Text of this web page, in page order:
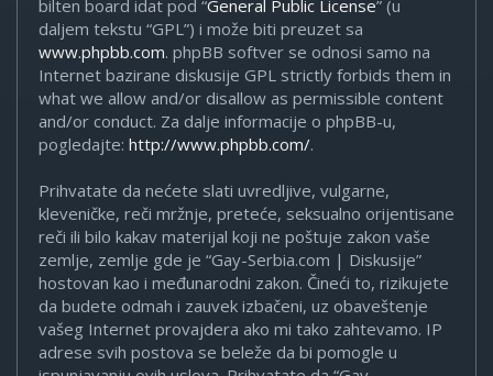
bilten board idat pod “General Public License” (u
daljem tekstu “GPL”) i može biti preuzet sa
www.phpbb.com. phpBB softver se odnosi samo na
Internet bazirane diskusije GPL strictly forbids them in
what we allow and/or disallow as permissible content
and/or conduct. Za dalje informacije o phpBB-u,
pogledajte: http://www.phpbb.com/.
Prihvatate da nećete slati uvredljive, vulgarne,
kleveničke, reči mržnje, preteće, seksualno orijentisane
reči ili bilo kakav materijal koji ne poštuje zakon vaše
zemlje, zemlje gde je “Gay-Serbia.com | Diskusije”
hostovan kao i međunarodni zakon. Čineći to, rizikujete
da budete odmah i zauvek izbačeni, uz obaveštenje
vašeg Internet provajdera ako mi tako zahtevamo. IP
adrese svih postova se beleže da bi pomogle u